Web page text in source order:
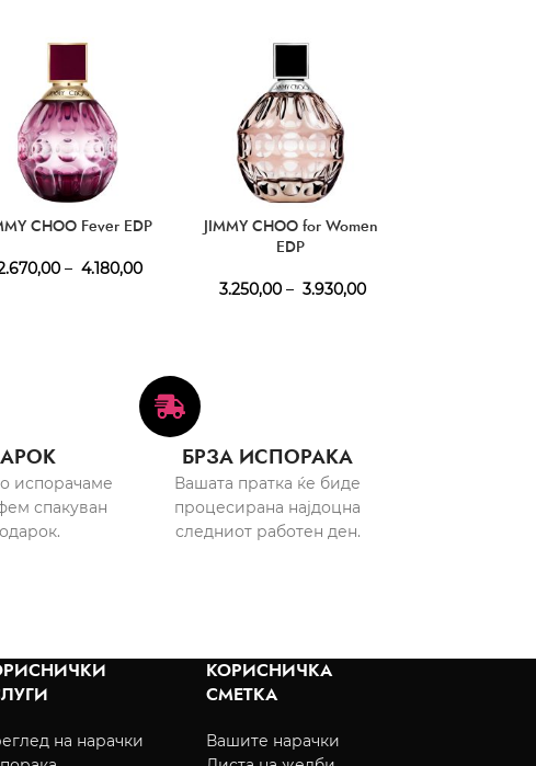
CHOO Fever EDP
– 4.180,00
JIMMY CHOO for Women
EDP
3.250,00 – 3.930,00
испорачаме
спакуван
БРЗА ИСПОРАКА
Вашата пратка ќе биде
процесирана најдоцна
следниот работен ден.
на нарачки
КОРИСНИЧКА
СМЕТКА
Вашите нарачки